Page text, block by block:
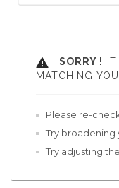
SORRY !
MATCHING
Please re-
Try broadening
Try adjusting